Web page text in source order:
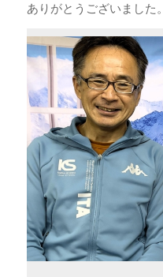
ありがとうございました。